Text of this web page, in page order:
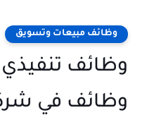
وظائف مبيعات وتسويق
وظائف